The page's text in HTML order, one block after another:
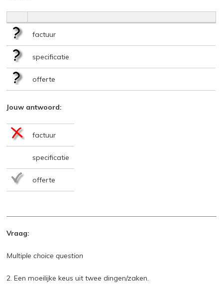
factuur
specificatie
offerte
Jouw antwoord:
factuur
specificatie
offerte
Vraag:
Multiple choice question
2. Een moeilijke keus uit twee dingen/zaken.